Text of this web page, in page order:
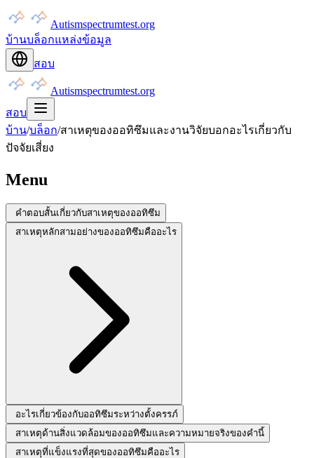
Autismspectrumtest.org
บ้านบล็อกแหล่งข้อมูล
สอบ
Autismspectrumtest.org
สอบ
บ้าน/บล็อก/สาเหตุของออทิซึมและงานวิจัยบอกอะไรเกี่ยวกับ
ปัจจัยเสี่ยง
Menu
คำตอบสั้นเกี่ยวกับสาเหตุของออทิซึม
สาเหตุหลักสามอย่างของออทิซึมคืออะไร
อะไรเกี่ยวข้องกับออทิซึมระหว่างตั้งครรภ์
สาเหตุด้านสิ่งแวดล้อมของออทิซึมและความหมายจริงของคำนี้
สาเหตุที่แข็งแรงที่สุดของออทิซึมคืออะไร